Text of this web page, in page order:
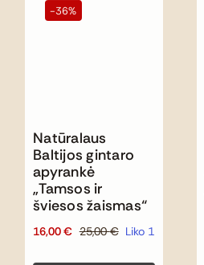
-36%
Natūralaus
Baltijos gintaro
apyrankė
„Tamsos ir
šviesos žaismas“
25,00€
Original
16,00€
Current
Liko 1